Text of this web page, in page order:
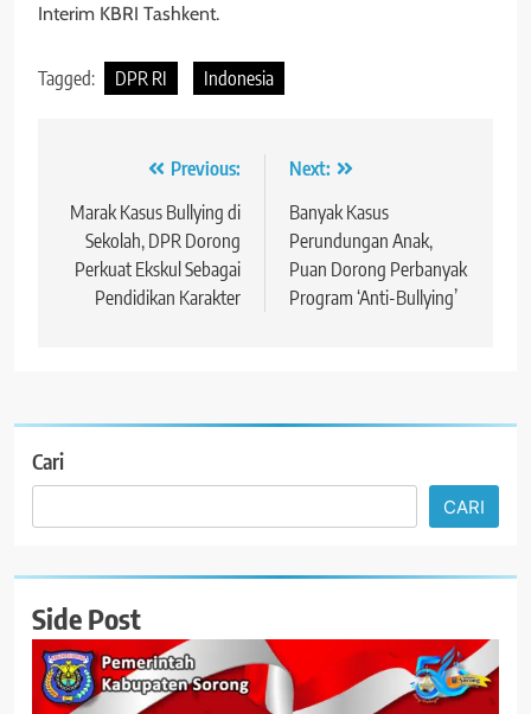
Interim KBRI Tashkent.
Tagged: DPR RI Indonesia
Navigasi
pos
Previous:
Marak Kasus Bullying di
Sekolah, DPR Dorong
Perkuat Ekskul Sebagai
Pendidikan Karakter
Next:
Banyak Kasus
Perundungan Anak,
Puan Dorong Perbanyak
Program ‘Anti-Bullying’
Cari
CARI
Side Post